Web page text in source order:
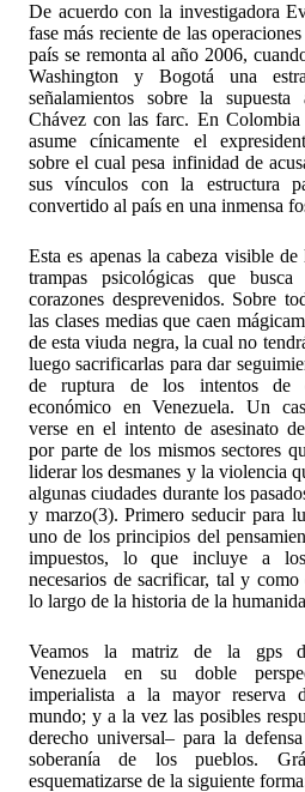
De acuerdo con la investigadora
fase más reciente de las
país se remonta al año 2006,
Washington y Bogotá una
señalamientos sobre la
Chávez con las farc. En Colombia
asume cínicamente el
sobre el cual pesa infinidad de
sus vínculos con la estructura
convertido al país en una inmensa
Esta es apenas la cabeza visible
trampas psicológicas que
corazones desprevenidos. Sobre
las clases medias que caen
de esta viuda negra, la cual no
luego sacrificarlas para dar
de ruptura de los intentos de
económico en Venezuela. Un
verse en el intento de asesinato
por parte de los mismos sectores
liderar los desmanes y la violencia
algunas ciudades durante los
y marzo(3). Primero seducir para
uno de los principios del
impuestos, lo que incluye a
necesarios de sacrificar, tal y como
lo largo de la historia de la
Veamos la matriz de la gps
Venezuela en su doble
imperialista a la mayor reserva
mundo; y a la vez las posibles
derecho universal– para la
soberanía de los pueblos.
esquematizarse de la siguiente